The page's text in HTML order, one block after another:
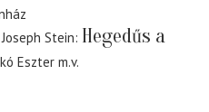
Stein Hegedűs a
Eszter m.v.